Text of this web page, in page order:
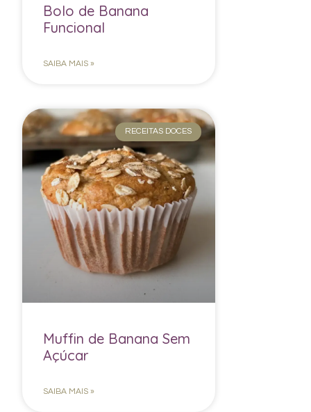
Bolo de Banana
Funcional
SAIBA MAIS »
RECEITAS DOCES
Muffin de Banana Sem
Açúcar
SAIBA MAIS »